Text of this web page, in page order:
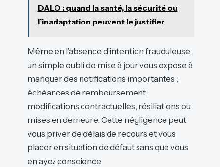
DALO : quand la santé, la sécurité ou
l’inadaptation peuvent le justifier
Même en l’absence d’intention frauduleuse,
un simple oubli de mise à jour vous expose à
manquer des notifications importantes :
échéances de remboursement,
modifications contractuelles, résiliations ou
mises en demeure. Cette négligence peut
vous priver de délais de recours et vous
placer en situation de défaut sans que vous
en ayez conscience.